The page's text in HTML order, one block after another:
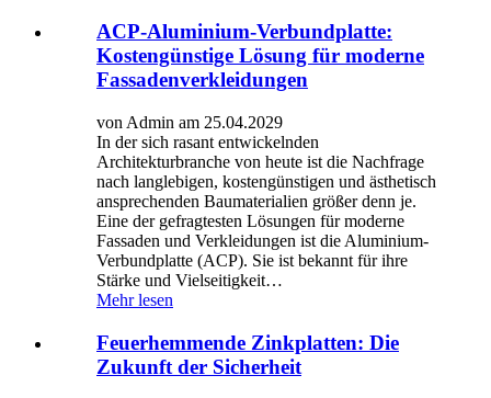
ACP-Aluminium-Verbundplatte:
Kostengünstige Lösung für moderne
Fassadenverkleidungen
von Admin am 25.04.2029
In der sich rasant entwickelnden
Architekturbranche von heute ist die Nachfrage
nach langlebigen, kostengünstigen und ästhetisch
ansprechenden Baumaterialien größer denn je.
Eine der gefragtesten Lösungen für moderne
Fassaden und Verkleidungen ist die Aluminium-
Verbundplatte (ACP). Sie ist bekannt für ihre
Stärke und Vielseitigkeit…
Mehr lesen
Feuerhemmende Zinkplatten: Die
Zukunft der Sicherheit